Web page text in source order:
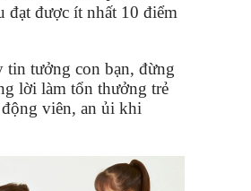
đạt được ít nhất 10 điểm
tin tưởng con bạn, đừng
lời làm tổn thưởng trẻ
viên, an ủi khi